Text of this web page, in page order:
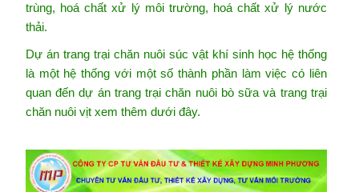
trùng, hoá chất xử lý môi trường, hoá chất xử lý nước
thải.
Dự án trang trại chăn nuôi súc vật khí sinh học hệ thống
là một hệ thống với một số thành phần làm việc có liên
quan đến dự án trang trại chăn nuôi bò sữa và trang trại
chăn nuôi vịt xem thêm dưới đây.